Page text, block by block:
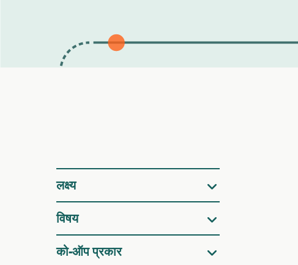
फ़िल्टर
लक्ष्य
विषय
को-ऑप प्रकार